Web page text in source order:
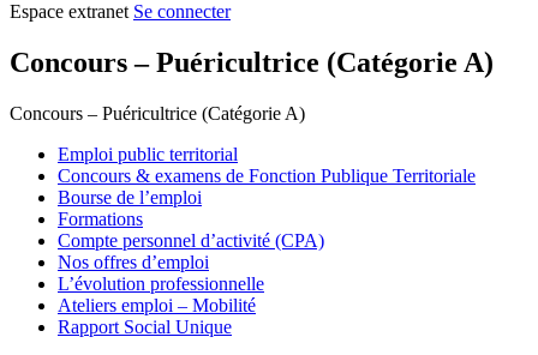
Espace extranet Se connecter
Concours – Puéricultrice (Catégorie A)
Concours – Puéricultrice (Catégorie A)
Emploi public territorial
Concours & examens de Fonction Publique Territoriale
Bourse de l’emploi
Formations
Compte personnel d’activité (CPA)
Nos offres d’emploi
L’évolution professionnelle
Ateliers emploi – Mobilité
Rapport Social Unique